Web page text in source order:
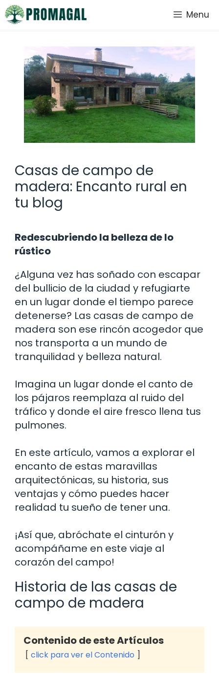
Saltar
al
Menu
Casas de campo de
madera: Encanto rural en
tu blog
Redescubriendo la belleza de lo
rústico
¿Alguna vez has soñado con escapar
del bullicio de la ciudad y refugiarte
en un lugar donde el tiempo parece
detenerse? Las casas de campo de
madera son ese rincón acogedor que
nos transporta a un mundo de
tranquilidad y belleza natural.
Imagina un lugar donde el canto de
los pájaros reemplaza al ruido del
tráfico y donde el aire fresco llena tus
pulmones.
En este artículo, vamos a explorar el
encanto de estas maravillas
arquitectónicas, su historia, sus
ventajas y cómo puedes hacer
realidad tu sueño de tener una.
¡Así que, abróchate el cinturón y
acompáñame en este viaje al
corazón del campo!
Historia de las casas de
campo de madera
Contenido de este Artículos
click para ver el Contenido